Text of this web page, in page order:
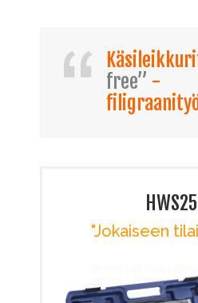
free” -
"Jokaiseen